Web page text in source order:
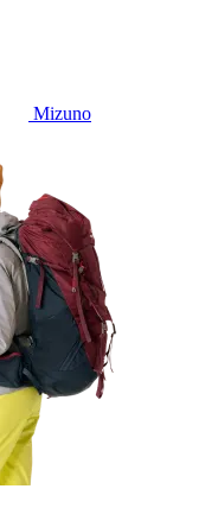
Mizuno